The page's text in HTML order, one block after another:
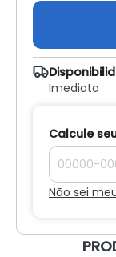
Imediata
Calcule
Não sei